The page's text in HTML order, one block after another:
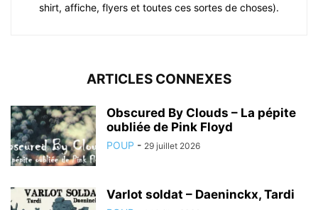
shirt, affiche, flyers et toutes ces sortes de choses).
ARTICLES CONNEXES
Obscured By Clouds – La pépite
oubliée de Pink Floyd
POUP - 29 juillet 2026
Varlot soldat – Daeninckx, Tardi